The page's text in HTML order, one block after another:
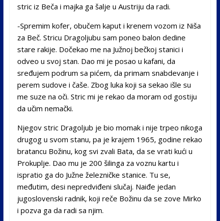
stric iz Beča i majka ga šalje u Austriju da radi.
-Spremim kofer, obučem kaput i krenem vozom iz Niša
za Beč. Stricu Dragoljubu sam poneo balon dedine
stare rakije. Dočekao me na Južnoj bečkoj stanici i
odveo u svoj stan. Dao mi je posao u kafani, da
sređujem podrum sa pićem, da primam snabdevanje i
perem sudove i čaše. Zbog luka koji sa sekao išle su
me suze na oči. Stric mi je rekao da moram od gostiju
da učim nemački.
Njegov stric Dragoljub je bio momak i nije trpeo nikoga
drugog u svom stanu, pa je krajem 1965, godine rekao
bratancu Božinu, kog svi zvali Bata, da se vrati kući u
Prokuplje. Dao mu je 200 šilinga za voznu kartu i
ispratio ga do Južne železničke stanice. Tu se,
međutim, desi nepredviđeni slučaj. Naiđe jedan
jugoslovenski radnik, koji reče Božinu da se zove Mirko
i pozva ga da radi sa njim.